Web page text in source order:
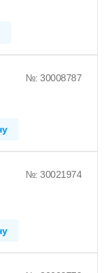
№: 30008787
№: 30021974